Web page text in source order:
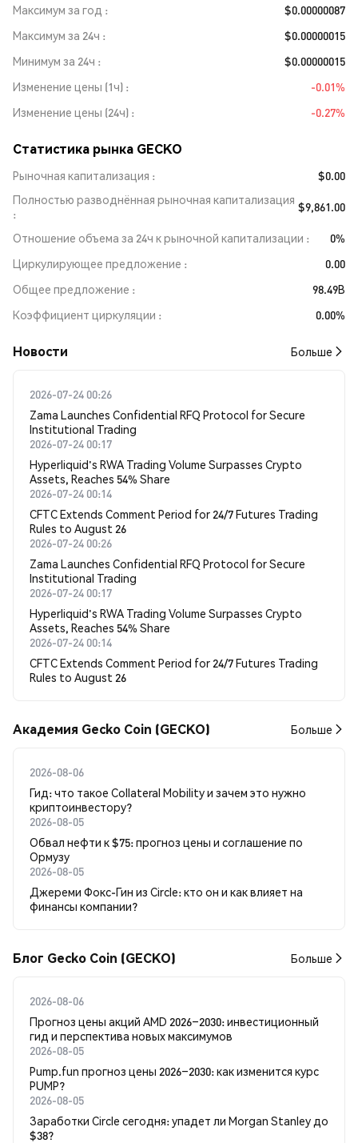
Максимум за год
$0.00000087
Максимум за 24ч
$0.00000015
Минимум за 24ч
$0.00000015
Изменение цены (1ч)
-0.01%
Изменение цены (24ч)
-0.27%
Статистика рынка GECKO
Рыночная капитализация
$0.00
Полностью разводнённая рыночная капитализация $9,861.00
Отношение объема за 24ч к рыночной капитализации
0%
Циркулирующее предложение
0.00
Общее предложение
98.49B
Коэффициент циркуляции
0.00%
Новости Больше
2026-07-24 00:26
Zama Launches Confidential RFQ Protocol for Secure
Institutional Trading
2026-07-24 00:17
Hyperliquid's RWA Trading Volume Surpasses Crypto
Assets, Reaches 54% Share
2026-07-24 00:14
CFTC Extends Comment Period for 24/7 Futures Trading
Rules to August 26
2026-07-24 00:26
Zama Launches Confidential RFQ Protocol for Secure
Institutional Trading
2026-07-24 00:17
Hyperliquid's RWA Trading Volume Surpasses Crypto
Assets, Reaches 54% Share
2026-07-24 00:14
CFTC Extends Comment Period for 24/7 Futures Trading
Rules to August 26
Академия Gecko Coin (GECKO) Больше
2026-08-06
Гид: что такое Collateral Mobility и зачем это нужно
криптоинвестору?
2026-08-05
Обвал нефти к $75: прогноз цены и соглашение по
Ормузу
2026-08-05
Джереми Фокс-Гин из Circle: кто он и как влияет на
финансы компании?
Блог Gecko Coin (GECKO) Больше
2026-08-06
Прогноз цены акций AMD 2026–2030: инвестиционный
гид и перспектива новых максимумов
2026-08-05
Pump.fun прогноз цены 2026–2030: как изменится курс
PUMP?
2026-08-05
Заработки Circle сегодня: упадет ли Morgan Stanley до
$38?